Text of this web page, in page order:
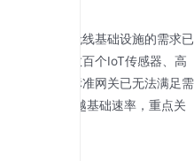
数据处理，无线基础设施的需求已
络能力。在数百个IoT传感器、高
的环境中，标准网关已无法满足需
运营，需要超越基础速率，重点关